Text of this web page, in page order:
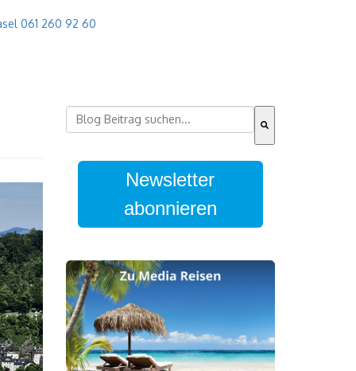
061 260 92 60
Dies ist ein Suchfeld mit einer
Newsletter
abonnieren